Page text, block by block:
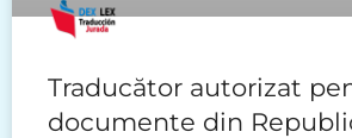
Traducător autorizat
documente din